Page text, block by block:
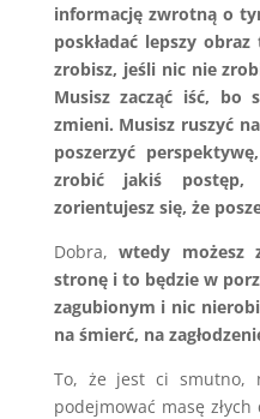
informację zwrotną o
poskładać lepszy
zrobisz, jeśli nic nie
Musisz zacząć iść, bo
zmieni. Musisz ruszyć
poszerzyć
zrobić jakiś
zorientujesz się, że
Dobra,wtedy możesz
stronę i to będzie w
zagubionym i nic
na śmierć, na
To, że jest ci smutno,
podejmować masę